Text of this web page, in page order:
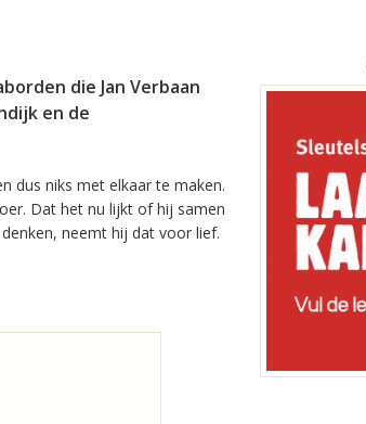
die Jan Verbaan
en de
dus niks met elkaar te maken.
Dat het nu lijkt of hij samen
neemt hij dat voor lief.